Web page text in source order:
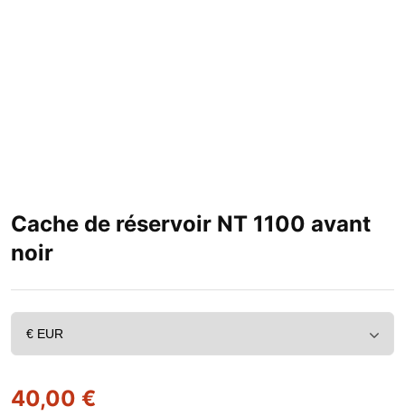
Cache de réservoir NT 1100 avant
noir
40,00 €